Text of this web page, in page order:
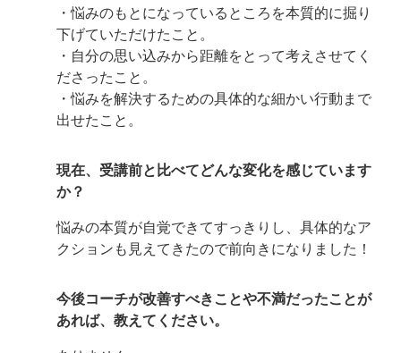
・悩みのもとになっているところを本質的に掘り
下げていただけたこと。
・自分の思い込みから距離をとって考えさせてく
ださったこと。
・悩みを解決するための具体的な細かい行動まで
出せたこと。
現在、受講前と比べてどんな変化を感じています
か？
悩みの本質が自覚できてすっきりし、具体的なア
クションも見えてきたので前向きになりました！
今後コーチが改善すべきことや不満だったことが
あれば、教えてください。